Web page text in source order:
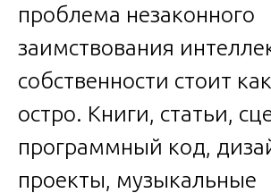
проблема незаконного
заимствования
собственности стоит
остро. Книги, статьи,
программный код,
проекты, музыкальные